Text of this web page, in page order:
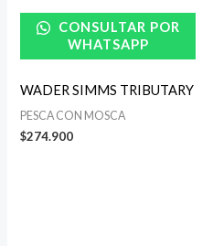
CONSULTAR POR
WHATSAPP
WADER SIMMS TRIBUTARY
PESCA CON MOSCA
$274.900